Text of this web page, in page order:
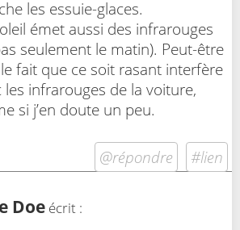
les essuie-glaces.
émet aussi des infrarouges
seulement le matin). Peut-être
fait que ce soit rasant interfère
les infrarouges de la voiture,
si j’en doute un peu.
@répondre #lien
Doe écrit :